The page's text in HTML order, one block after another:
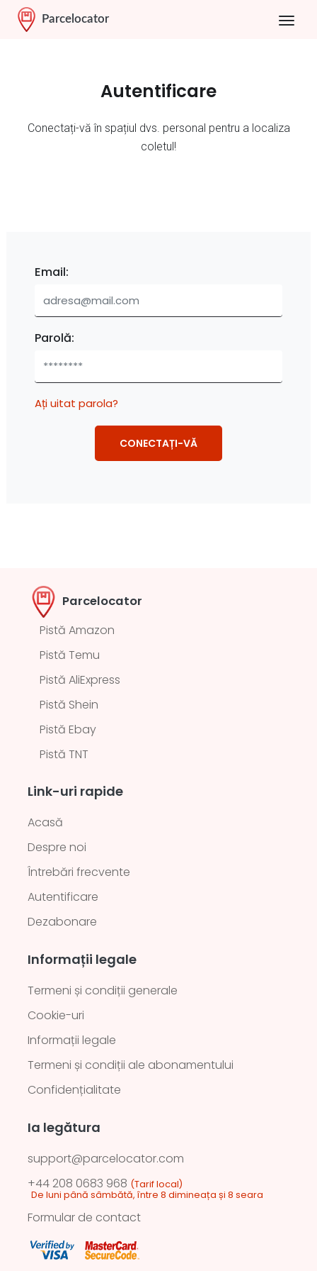
Parcelocator
Autentificare
Conectați-vă în spațiul dvs. personal pentru a localiza
coletul!
Email:
Parolă:
Ați uitat parola?
Parcelocator
Pistă Amazon
Pistă Temu
Pistă AliExpress
Pistă Shein
Pistă Ebay
Pistă TNT
Link-uri rapide
Acasă
Despre noi
Întrebări frecvente
Autentificare
Dezabonare
Informații legale
Termeni și condiții generale
Cookie-uri
Informații legale
Termeni și condiții ale abonamentului
Confidențialitate
Ia legătura
support@parcelocator.com
+44 208 0683 968 (Tarif local)
De luni până sâmbătă, între 8 dimineața și 8 seara
Formular de contact